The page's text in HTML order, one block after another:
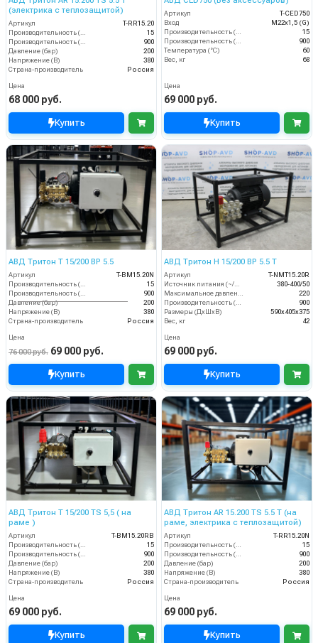
(электрика с теплозащитой)
Артикул
T-RR15.20
15
900
Давление (бар)
200
Напряжение (В)
380
Страна-производитель
Россия
Цена
68 000 руб.
Купить
Артикул
T-CED750
Вход
M22х1,5 (G)
15
900
Температура (°C)
60
Вес, кг
68
Цена
69 000 руб.
Купить
АВД Тритон Т 15/200 ВР 5.5
Артикул
T-BM15.20N
15
900
Давление (бар)
200
Напряжение (В)
380
Страна-производитель
Россия
Цена
76 000 руб. 69 000 руб.
Купить
АВД Тритон H 15/200 BP 5.5 T
Артикул
T-NMT15.20R
380-400/50
220
900
Размеры (ДхШхВ)
590х405х375
Вес, кг
42
Цена
69 000 руб.
Купить
АВД Тритон Т 15/200 TS 5,5 ( на
раме )
Артикул
T-BM15.20RB
Производительность (л/мин)
15
Производительность (л/ч)
900
Давление (бар)
200
Напряжение (В)
380
Страна-производитель
Россия
Цена
69 000 руб.
Купить
АВД Тритон AR 15.200 TS 5.5 Т (на
раме, электрика с теплозащитой)
Артикул
T-RR15.20N
Производительность (л/мин)
15
Производительность (л/ч)
900
Давление (бар)
200
Напряжение (В)
380
Страна-производитель
Россия
Цена
69 000 руб.
Купить